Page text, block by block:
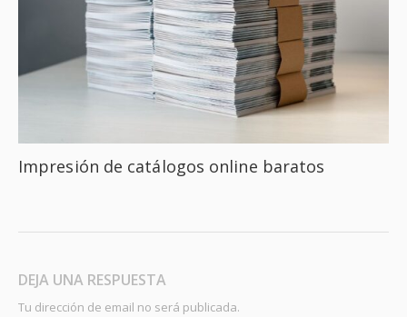
Impresión de catálogos online baratos
DEJA UNA RESPUESTA
Tu dirección de email no será publicada.